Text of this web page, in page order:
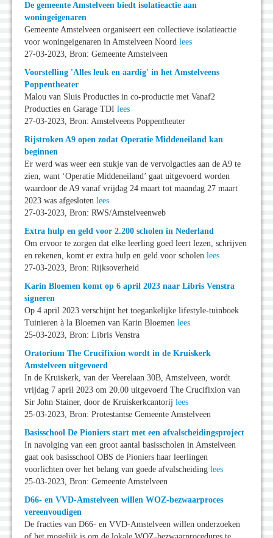
De gemeente Amstelveen biedt isolatieactie aan
woningeigenaren
Gemeente Amstelveen organiseert een collectieve isolatieactie
voor woningeigenaren in Amstelveen Noord lees
27-03-2023, Bron: Gemeente Amstelveen
Voorstelling 'Alles leuk en aardig' in het Amstelveens
Poppentheater
Malou van Sluis Producties in co-productie met Vanaf2
Producties en Garage TDI lees
27-03-2023, Bron: Amstelveens Poppentheater
Rijstroken A9 open zodat Operatie Middeneiland kan
beginnen
Er werd was weer een stukje van de vervolgacties aan de A9 te
zien, want ‘Operatie Middeneiland’ gaat uitgevoerd worden
waardoor de A9 vanaf vrijdag 24 maart tot maandag 27 maart
2023 was afgesloten lees
27-03-2023, Bron: RWS/Amstelveenweb
Extra hulp en geld voor 2.200 scholen in Nederland
Om ervoor te zorgen dat elke leerling goed leert lezen, schrijven
en rekenen, komt er extra hulp en geld voor scholen lees
27-03-2023, Bron: Rijksoverheid
Karin Bloemen komt op 6 april 2023 naar Libris Venstra
signeren
Op 4 april 2023 verschijnt het toegankelijke lifestyle-tuinboek
Tuinieren à la Bloemen van Karin Bloemen lees
25-03-2023, Bron: Libris Venstra
Oratorium The Crucifixion wordt in de Kruiskerk
Amstelveen uitgevoerd
In de Kruiskerk, van der Veerelaan 30B, Amstelveen, wordt
vrijdag 7 april 2023 om 20.00 uitgevoerd The Crucifixion van
Sir John Stainer, door de Kruiskerkcantorij lees
25-03-2023, Bron: Protestantse Gemeente Amstelveen
Basisschool De Pioniers start met een afvalscheidingsproject
In navolging van een groot aantal basisscholen in Amstelveen
gaat ook basisschool OBS de Pioniers haar leerlingen
voorlichten over het belang van goede afvalscheiding lees
25-03-2023, Bron: Gemeente Amstelveen
D66- en VVD-Amstelveen willen WOZ-bezwaarproces
vereenvoudigen
De fracties van D66- en VVD-Amstelveen willen onderzoeken